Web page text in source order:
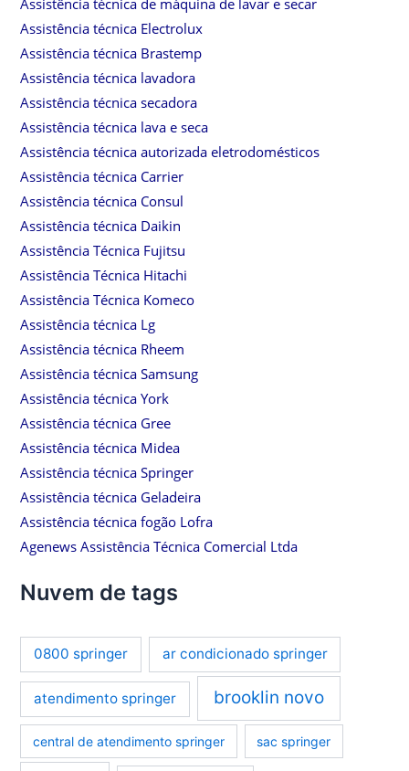
Assistência técnica Electrolux
Assistência técnica Brastemp
Assistência técnica lavadora
Assistência técnica secadora
Assistência técnica lava e seca
Assistência técnica autorizada eletrodomésticos
Assistência técnica Carrier
Assistência técnica Consul
Assistência técnica Daikin
Assistência Técnica Fujitsu
Assistência Técnica Hitachi
Assistência Técnica Komeco
Assistência técnica Lg
Assistência técnica Rheem
Assistência técnica Samsung
Assistência técnica York
Assistência técnica Gree
Assistência técnica Midea
Assistência técnica Springer
Assistência técnica Geladeira
Assistência técnica fogão Lofra
Agenews Assistência Técnica Comercial Ltda
Nuvem de tags
0800 springer ar condicionado springer
atendimento springer brooklin novo
central de atendimento springer sac springer